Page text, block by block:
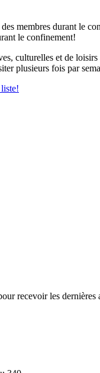
membres durant le
culturelles et de
plusieurs fois par
recevoir les dernières